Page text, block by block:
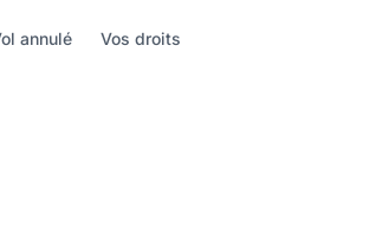
annulé Vos droits